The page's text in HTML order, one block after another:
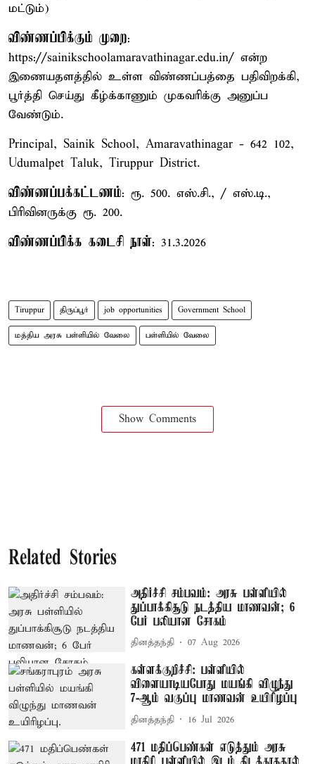
மட்டும்)
விண்ணப்பிக்கும் முறை:
https://sainikschoolamaravathinagar.edu.in/ என்ற
இணையதளத்தில் உள்ள விண்ணப்பத்தை பதிவிறக்கி,
பூர்த்தி செய்து கீழ்க்காணும் முகவரிக்கு அனுப்ப
வேண்டும்.
Principal, Sainik School, Amaravathinagar - 642 102,
Udumalpet Taluk, Tiruppur District.
விண்ணப்பக்கட்டணம்: ரூ. 500. எஸ்.சி., / எஸ்.டி.,
பிரிவினருக்கு ரூ. 200.
விண்ணப்பிக்க கடைசி நாள்: 31.3.2026
Tiruppur திருப்பூர் job opportunities Government School
மத்திய அரசு பள்ளியில் வேலை பள்ளியில் வேலை
Show Comments
Related Stories
அதிர்ச்சி சம்பவம்: அரசு பள்ளியில்
துப்பாக்கிசூடு நடத்திய மாணவன்; 6
பேர் பலியான சோகம்
தினத்தந்தி 07 Aug 2026
கள்ளக்குறிச்சி: பள்ளியில்
விளையாடியபோது மயங்கி விழுந்து
7-ஆம் வகுப்பு மாணவன் உயிரிழப்பு
தினத்தந்தி 16 Jul 2026
471 மதிப்பெண்கள் எடுத்தும் அரசு